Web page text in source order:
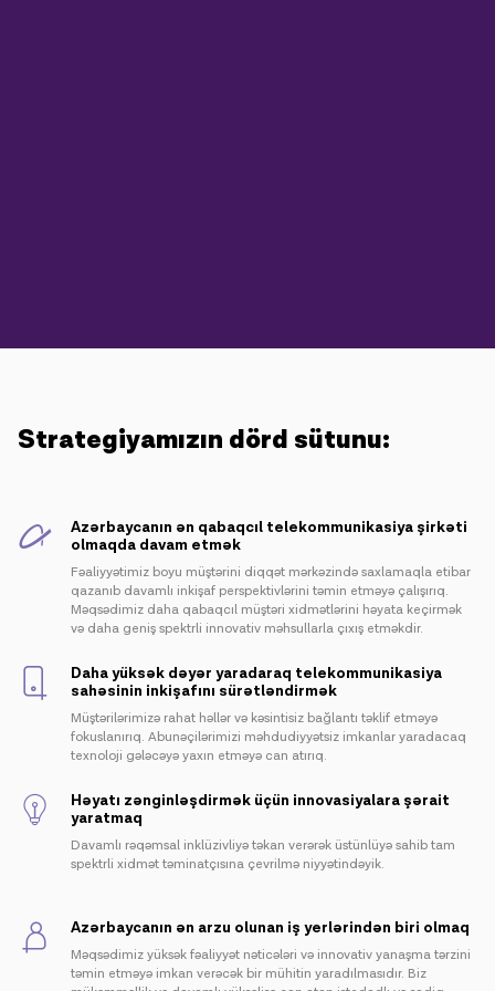
Strategiyamızın dörd sütunu:
Azərbaycanın ən qabaqcıl telekommunikasiya şirkəti
olmaqda davam etmək
Fəaliyyətimiz boyu müştərini diqqət mərkəzində saxlamaqla etibar
qazanıb davamlı inkişaf perspektivlərini təmin etməyə çalışırıq.
Məqsədimiz daha qabaqcıl müştəri xidmətlərini həyata keçirmək
və daha geniş spektrli innovativ məhsullarla çıxış etməkdir.
Daha yüksək dəyər yaradaraq telekommunikasiya
sahəsinin inkişafını sürətləndirmək
Müştərilərimizə rahat həllər və kəsintisiz bağlantı təklif etməyə
fokuslanırıq. Abunəçilərimizi məhdudiyyətsiz imkanlar yaradacaq
texnoloji gələcəyə yaxın etməyə can atırıq.
Həyatı zənginləşdirmək üçün innovasiyalara şərait
yaratmaq
Davamlı rəqəmsal inklüzivliyə təkan verərək üstünlüyə sahib tam
spektrli xidmət təminatçısına çevrilmə niyyətindəyik.
Azərbaycanın ən arzu olunan iş yerlərindən biri olmaq
Məqsədimiz yüksək fəaliyyət nəticələri və innovativ yanaşma tərzini
təmin etməyə imkan verəcək bir mühitin yaradılmasıdır. Biz